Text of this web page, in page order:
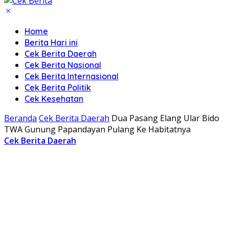
Home
Berita Hari ini
Cek Berita Daerah
Cek Berita Nasional
Cek Berita Internasional
Cek Berita Politik
Cek Kesehatan
Beranda Cek Berita Daerah Dua Pasang Elang Ular Bido
TWA Gunung Papandayan Pulang Ke Habitatnya
Cek Berita Daerah